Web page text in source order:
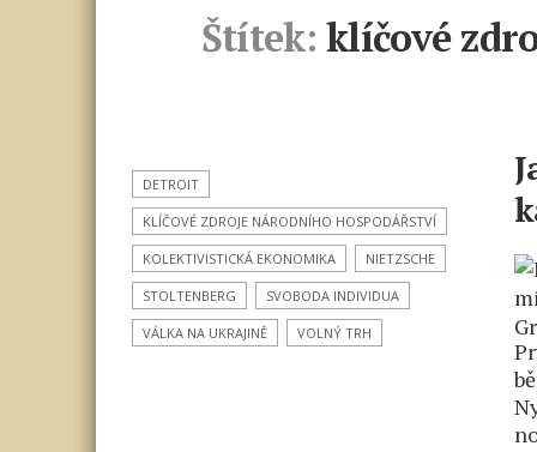
Štítek: klíčové
DETROIT
KLÍČOVÉ ZDROJE NÁRODNÍHO HOSPODÁŘSTVÍ
KOLEKTIVISTICKÁ EKONOMIKA NIETZSCHE
STOLTENBERG SVOBODA INDIVIDUA
VÁLKA NA UKRAJINĚ VOLNÝ TRH